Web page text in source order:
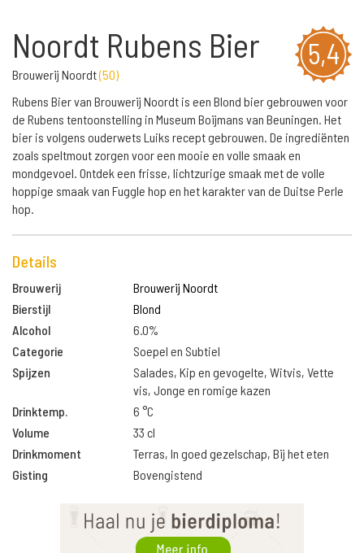
5,4
Noordt Rubens Bier
Brouwerij Noordt(50)
Rubens Bier van Brouwerij Noordt is een Blond bier gebrouwen voor
de Rubens tentoonstelling in Museum Boijmans van Beuningen. Het
bier is volgens ouderwets Luiks recept gebrouwen. De ingrediënten
zoals speltmout zorgen voor een mooie en volle smaak en
mondgevoel. Ontdek een frisse, lichtzurige smaak met de volle
hoppige smaak van Fuggle hop en het karakter van de Duitse Perle
hop.
Details
Brouwerij
Brouwerij Noordt
Bierstijl
Blond
Alcohol
6.0%
Categorie
Soepel en Subtiel
Spijzen
Salades, Kip en gevogelte, Witvis, Vette
vis, Jonge en romige kazen
Drinktemp.
6 °C
Volume
33 cl
Drinkmoment
Terras, In goed gezelschap, Bij het eten
Gisting
Bovengistend